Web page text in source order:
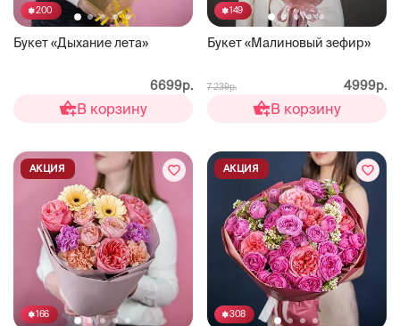
200
Букет «Дыхание лета»
6699р.
В корзину
149
Букет «Малиновый зефир»
7 239р. 4999р.
В корзину
166
АКЦИЯ
308
АКЦИЯ